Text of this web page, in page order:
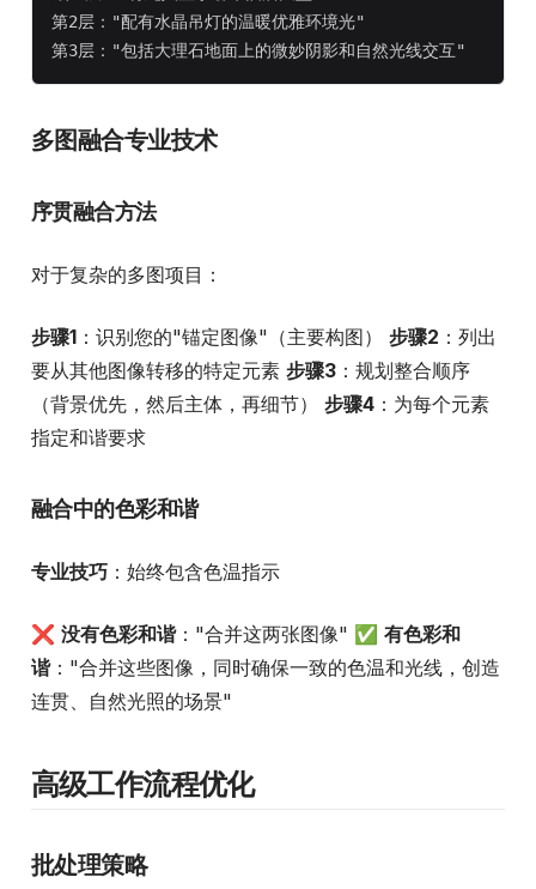
第2层："配有水晶吊灯的温暖优雅环境光"
多图融合专业技术
序贯融合方法
对于复杂的多图项目：
步骤1：识别您的"锚定图像"（主要构图） 步骤2 ：列出
要从其他图像转移的特定元素 步骤3：规划整合顺序
（背景优先，然后主体，再细节） 步骤4：为每个元素
指定和谐要求
融合中的色彩和谐
专业技巧：始终包含色温指示
❌ 没有色彩和谐："合并这两张图像" ✅ 有色彩和
谐："合并这些图像，同时确保一致的色温和光线，创造
连贯、自然光照的场景"
高级工作流程优化
批处理策略